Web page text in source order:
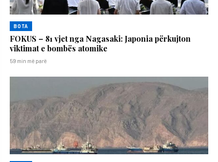
BOTA
FOKUS – 81 vjet nga Nagasaki: Japonia përkujton
viktimat e bombës atomike
59 min më parë